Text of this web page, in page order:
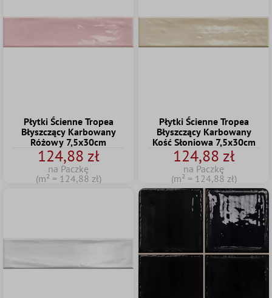
Płytki Ścienne Tropea
Błyszczący Karbowany
Różowy 7,5x30cm
124,88 zł
na Paczkę
(m² = 124,88 zł)
Płytki Ścienne Tropea
Błyszczący Karbowany
Kość Słoniowa 7,5x30cm
124,88 zł
na Paczkę
(m² = 124,88 zł)